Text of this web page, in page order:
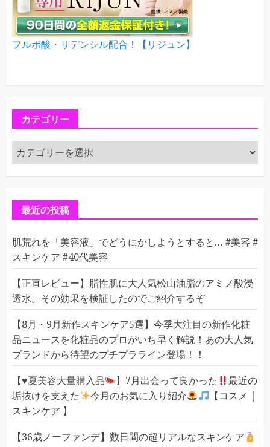
フルボ酸・リデンシル配合！【リジュン】
カテゴリー
カ
テ
ゴ
最近の投稿
肌荒れを「美容液」でどうにかしようとすると… #美容 #
スキンケア #40代美容
【正直レビュー】脂性肌に大人気松山油脂のアミノ酸浸
透水。その効果を検証したのでご紹介するぞ
【8月・9月新作スキンケア5選】今季大注目の新作化粧
品ニュースを化粧品のプロがいち早く解説！あの大人気
ブランドから待望のプチプラライン登場！！
【♥️夏美容大量購入品 】7月出会って良かった
最近の
垢抜けを支えた
今月のお気に入り紹介
【コスメ |
スキンケア 】
【36歳ノーファンデ】数日間の超リアルなスキンケア